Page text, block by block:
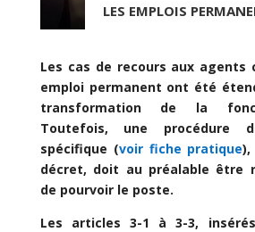
LES EMPLOIS
Les cas de recours aux agents
emploi permanent ont été
transformation de la
Toutefois, une procédure
spécifique (voir fiche pratique
décret, doit au préalable être
de pourvoir le poste.
Les articles 3-1 à 3-3,